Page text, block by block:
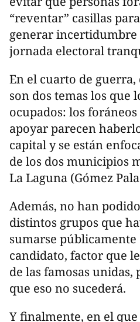
“reventar” casillas
generar
jornada electoral
En el cuarto de
son dos temas los que
ocupados: los
apoyar parecen
capital y se están
de los dos municipios
La Laguna (Gómez
Además, no han
distintos grupos que
sumarse públicamente
candidato, factor que
de las famosas unidas,
que eso no sucederá.
Y finalmente, en el